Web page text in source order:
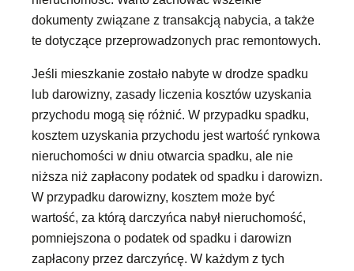
dokumenty związane z transakcją nabycia, a także
te dotyczące przeprowadzonych prac remontowych.
Jeśli mieszkanie zostało nabyte w drodze spadku
lub darowizny, zasady liczenia kosztów uzyskania
przychodu mogą się różnić. W przypadku spadku,
kosztem uzyskania przychodu jest wartość rynkowa
nieruchomości w dniu otwarcia spadku, ale nie
niższa niż zapłacony podatek od spadku i darowizn.
W przypadku darowizny, kosztem może być
wartość, za którą darczyńca nabył nieruchomość,
pomniejszona o podatek od spadku i darowizn
zapłacony przez darczyńcę. W każdym z tych